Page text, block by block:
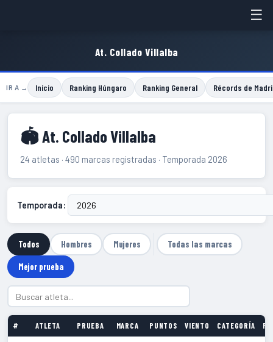
☰
At. Collado Villalba
IR A → Inicio Ranking Húngaro Ranking General Récords de
🏟 At. Collado Villalba
24 atletas · 490 marcas registradas · Temporada 2026
Temporada:
Todos Hombres Mujeres Todas las marcas
Mejor prueba
# ATLETA PRUEBA MARCA PUNTOS VIENTO CATEGORÍA